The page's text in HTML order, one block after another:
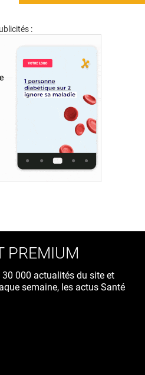
:
PREMIUM
000 actualités du site et
semaine, les actus Santé